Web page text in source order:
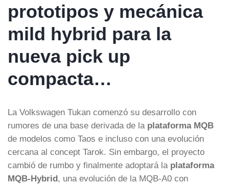
prototipos y mecánica
mild hybrid para la
nueva pick up
compacta…
La Volkswagen Tukan comenzó su desarrollo con
rumores de una base derivada de la plataforma MQB
de modelos como Taos e incluso con una evolución
cercana al concept Tarok. Sin embargo, el proyecto
cambió de rumbo y finalmente adoptará la plataforma
MQB-Hybrid, una evolución de la MQB-A0 con